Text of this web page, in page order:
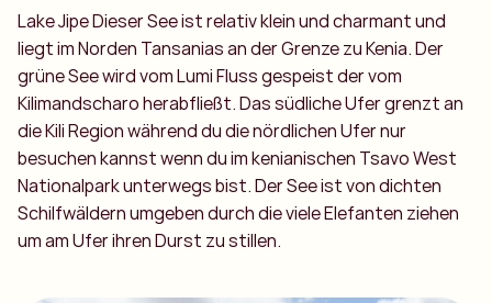
Lake Jipe Dieser See ist relativ klein und charmant und
liegt im Norden Tansanias an der Grenze zu Kenia. Der
grüne See wird vom Lumi Fluss gespeist der vom
Kilimandscharo herabfließt. Das südliche Ufer grenzt an
die Kili Region während du die nördlichen Ufer nur
besuchen kannst wenn du im kenianischen Tsavo West
Nationalpark unterwegs bist. Der See ist von dichten
Schilfwäldern umgeben durch die viele Elefanten ziehen
um am Ufer ihren Durst zu stillen.